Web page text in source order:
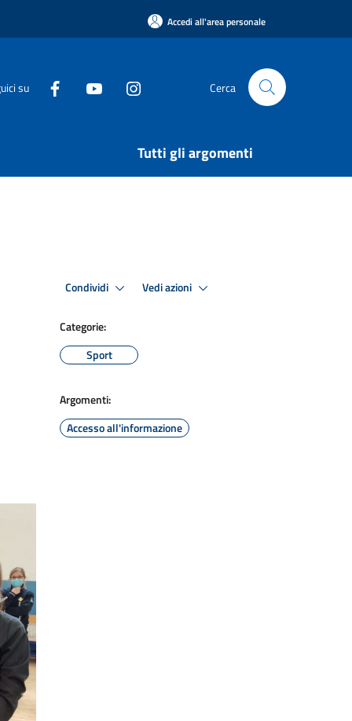
Accedi all'area personale
su Cerca
Tutti gli argomenti
Condividi Vedi azioni
Categorie:
Sport
Argomenti:
Accesso all'informazione